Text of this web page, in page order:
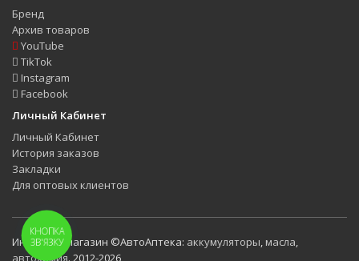
Бренд
Архив товаров
YouTube
TikTok
Instagram
Facebook
Личный Кабинет
Личный Кабинет
История заказов
Закладки
Для оптовых клиентов
Интернет-магазин ©АвтоАптека: аккумуляторы масла
автохимия. 2012-2026
КНОПКА
ЗВ'ЯЗКУ